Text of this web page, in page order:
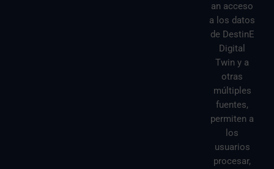
an acceso
a los datos
de DestinE
Digital
Twin y a
otras
múltiples
fuentes,
permiten a
los
usuarios
procesar,